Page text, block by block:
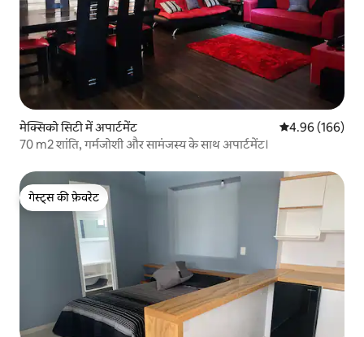
मेक्सिको सिटी में अपार्टमेंट औसत रेटिंग 5 में से
4.96 (166)
70 m2 शांति, गर्मजोशी और सामंजस्य के साथ अपार्टमेंट।
गेस्ट्स की फ़ेवरेट
गेस्ट्स की फ़ेवरेट